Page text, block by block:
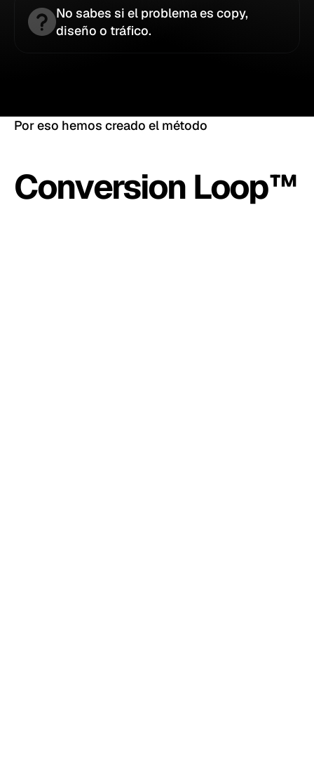
No sabes si el problema es copy,
diseño o tráfico.
Por eso hemos creado el método
Conversion Loop™